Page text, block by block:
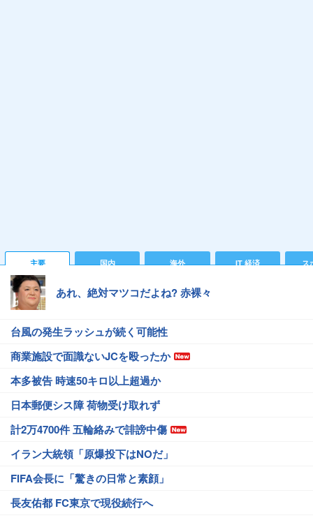
主要 国内 海外 IT 経済 ス
あれ、絶対マツコだよね? 赤裸々
台風の発生ラッシュが続く可能性
商業施設で面識ないJCを殴ったか
本多被告 時速50キロ以上超過か
日本郵便シス障 荷物受け取れず
計2万4700件 五輪絡みで誹謗中傷
イラン大統領「原爆投下はNOだ」
FIFA会長に「驚きの日常と素顔」
長友佑都 FC東京で現役続行へ